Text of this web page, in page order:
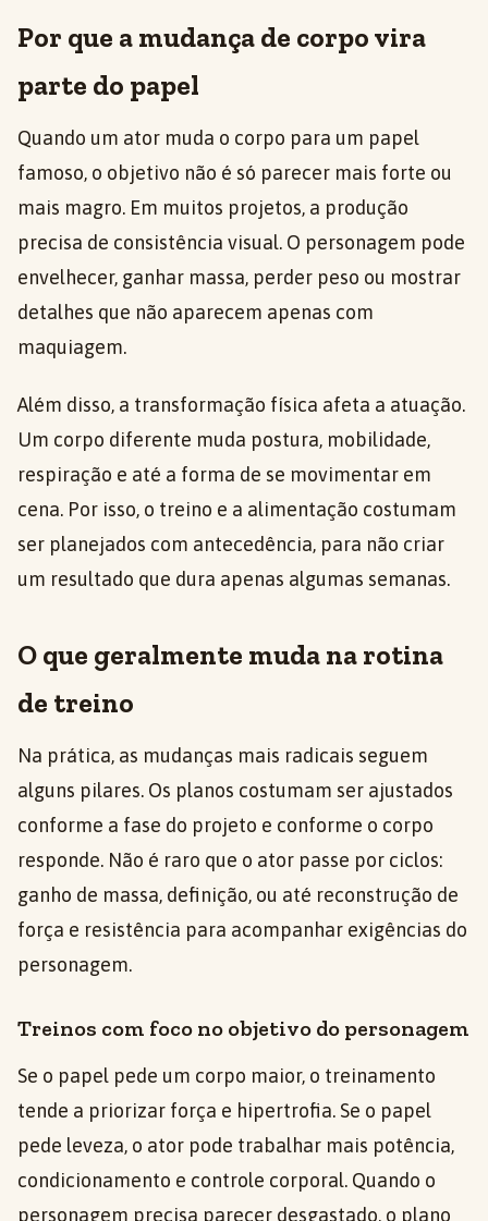
Por que a mudança de corpo vira
parte do papel
Quando um ator muda o corpo para um papel
famoso, o objetivo não é só parecer mais forte ou
mais magro. Em muitos projetos, a produção
precisa de consistência visual. O personagem pode
envelhecer, ganhar massa, perder peso ou mostrar
detalhes que não aparecem apenas com
maquiagem.
Além disso, a transformação física afeta a atuação.
Um corpo diferente muda postura, mobilidade,
respiração e até a forma de se movimentar em
cena. Por isso, o treino e a alimentação costumam
ser planejados com antecedência, para não criar
um resultado que dura apenas algumas semanas.
O que geralmente muda na rotina
de treino
Na prática, as mudanças mais radicais seguem
alguns pilares. Os planos costumam ser ajustados
conforme a fase do projeto e conforme o corpo
responde. Não é raro que o ator passe por ciclos:
ganho de massa, definição, ou até reconstrução de
força e resistência para acompanhar exigências do
personagem.
Treinos com foco no objetivo do personagem
Se o papel pede um corpo maior, o treinamento
tende a priorizar força e hipertrofia. Se o papel
pede leveza, o ator pode trabalhar mais potência,
condicionamento e controle corporal. Quando o
personagem precisa parecer desgastado, o plano